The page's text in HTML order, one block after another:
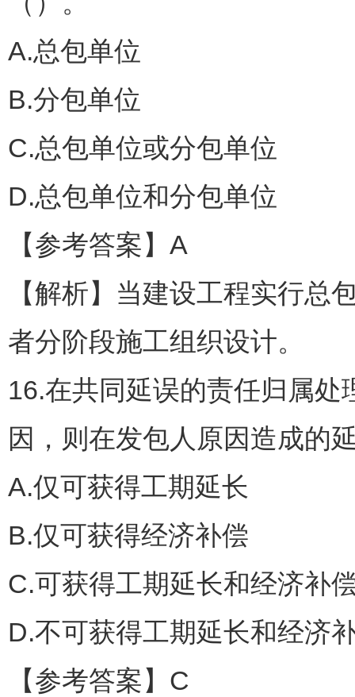
A.总包单位
B.分包单位
C.总包单位或分包单位
D.总包单位和分包单位
【参考答案】A
【解析】当建设工程实行总
者分阶段施工组织设计。
16.在共同延误的责任归属
因，则在发包人原因造成的
A.仅可获得工期延长
B.仅可获得经济补偿
C.可获得工期延长和经济补
D.不可获得工期延长和经济
【参考答案】C